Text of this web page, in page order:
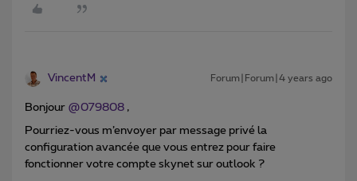
VincentM Forum|Forum|4 years ago
Bonjour @079808 ,
Pourriez-vous m’envoyer par message privé la
configuration avancée que vous entrez pour faire
fonctionner votre compte skynet sur outlook ?